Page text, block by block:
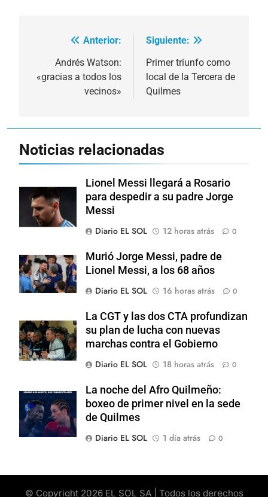
Navegación
entradas
Anterior:
Andrés Watson:
«gracias a todos los
vecinos»
Siguiente:
Primer triunfo como
local de la Tercera de
Quilmes
Noticias relacionadas
Lionel Messi llegará a Rosario
para despedir a su padre Jorge
Messi
Diario EL SOL
12 horas atrás 0
Murió Jorge Messi, padre de
Lionel Messi, a los 68 años
Diario EL SOL
16 horas atrás 0
La CGT y las dos CTA profundizan
su plan de lucha con nuevas
marchas contra el Gobierno
Diario EL SOL
18 horas atrás 0
La noche del Afro Quilmeño:
boxeo de primer nivel en la sede
de Quilmes
Diario EL SOL
1 día atrás 0
© Copyright 2026 EL SOL SA | Todos los derechos